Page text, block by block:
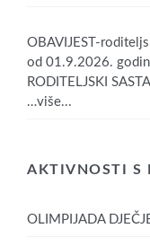
OBAVIJEST-
od 01.9.2026.
RODITELJSKI
…više...
AKTIVNOSTI S
OLIMPIJADA